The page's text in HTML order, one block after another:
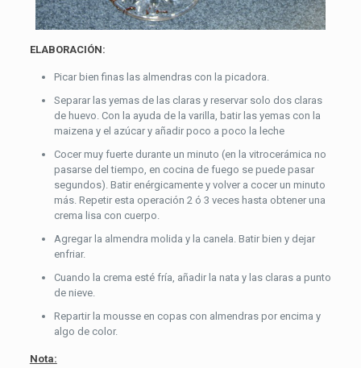
ELABORACIÓN:
Picar bien finas las almendras con la picadora.
Separar las yemas de las claras y reservar solo dos claras
de huevo. Con la ayuda de la varilla, batir las yemas con la
maizena y el azúcar y añadir poco a poco la leche
Cocer muy fuerte durante un minuto (en la vitrocerámica no
pasarse del tiempo, en cocina de fuego se puede pasar
segundos). Batir enérgicamente y volver a cocer un minuto
más. Repetir esta operación 2 ó 3 veces hasta obtener una
crema lisa con cuerpo.
Agregar la almendra molida y la canela. Batir bien y dejar
enfriar.
Cuando la crema esté fría, añadir la nata y las claras a punto
de nieve.
Repartir la mousse en copas con almendras por encima y
algo de color.
Nota: